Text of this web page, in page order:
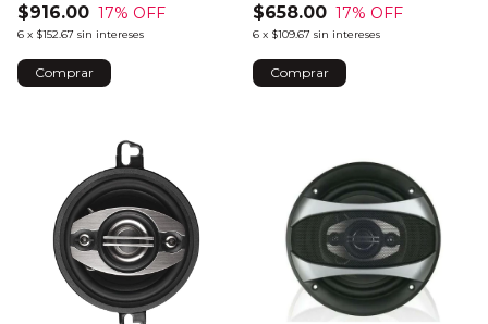
$916.00 17% OFF
6 x $152.67 sin intereses
$658.00 17% OFF
6 x $109.67 sin intereses